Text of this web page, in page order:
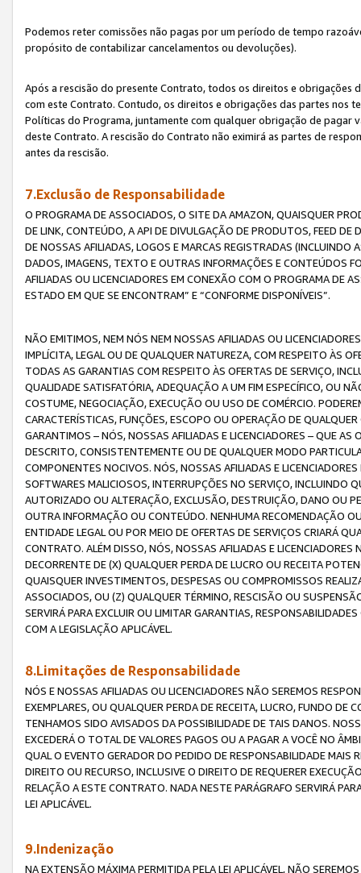
Podemos reter comissões não pagas por um período de tempo
propósito de contabilizar cancelamentos ou devoluções).
Após a rescisão do presente Contrato, todos os direitos e obrigações
com este Contrato. Contudo, os direitos e obrigações das partes nos
Políticas do Programa, juntamente com qualquer obrigação de
deste Contrato. A rescisão do Contrato não eximirá as partes de
antes da rescisão.
7.Exclusão de Responsabilidade
O PROGRAMA DE ASSOCIADOS, O SITE DA AMAZON, QUAISQUER
DE LINK, CONTEÚDO, A API DE DIVULGAÇÃO DE PRODUTOS, FEED
DE NOSSAS AFILIADAS, LOGOS E MARCAS REGISTRADAS
DADOS, IMAGENS, TEXTO E OUTRAS INFORMAÇÕES E CONTEÚDOS
AFILIADAS OU LICENCIADORES EM CONEXÃO COM O PROGRAMA DE
ESTADO EM QUE SE ENCONTRAM” E “CONFORME DISPONÍVEIS”.
NÃO EMITIMOS, NEM NÓS NEM NOSSAS AFILIADAS OU
IMPLÍCITA, LEGAL OU DE QUALQUER NATUREZA, COM RESPEITO ÀS
TODAS AS GARANTIAS COM RESPEITO ÀS OFERTAS DE SERVIÇO,
QUALIDADE SATISFATÓRIA, ADEQUAÇÃO A UM FIM ESPECÍFICO, OU
COSTUME, NEGOCIAÇÃO, EXECUÇÃO OU USO DE COMÉRCIO.
CARACTERÍSTICAS, FUNÇÕES, ESCOPO OU OPERAÇÃO DE
GARANTIMOS – NÓS, NOSSAS AFILIADAS E LICENCIADORES – QUE
DESCRITO, CONSISTENTEMENTE OU DE QUALQUER MODO
COMPONENTES NOCIVOS. NÓS, NOSSAS AFILIADAS E
SOFTWARES MALICIOSOS, INTERRUPÇÕES NO SERVIÇO, INCLUINDO
AUTORIZADO OU ALTERAÇÃO, EXCLUSÃO, DESTRUIÇÃO, DANO OU
OUTRA INFORMAÇÃO OU CONTEÚDO. NENHUMA RECOMENDAÇÃO
ENTIDADE LEGAL OU POR MEIO DE OFERTAS DE SERVIÇOS CRIARÁ
CONTRATO. ALÉM DISSO, NÓS, NOSSAS AFILIADAS E
DECORRENTE DE (X) QUALQUER PERDA DE LUCRO OU RECEITA
QUAISQUER INVESTIMENTOS, DESPESAS OU COMPROMISSOS
ASSOCIADOS, OU (Z) QUALQUER TÉRMINO, RESCISÃO OU
SERVIRÁ PARA EXCLUIR OU LIMITAR GARANTIAS,
COM A LEGISLAÇÃO APLICÁVEL.
8.Limitações de Responsabilidade
NÓS E NOSSAS AFILIADAS OU LICENCIADORES NÃO SEREMOS
EXEMPLARES, OU QUALQUER PERDA DE RECEITA, LUCRO, FUNDO
TENHAMOS SIDO AVISADOS DA POSSIBILIDADE DE TAIS DANOS.
EXCEDERÁ O TOTAL DE VALORES PAGOS OU A PAGAR A VOCÊ NO
QUAL O EVENTO GERADOR DO PEDIDO DE RESPONSABILIDADE
DIREITO OU RECURSO, INCLUSIVE O DIREITO DE REQUERER
RELAÇÃO A ESTE CONTRATO. NADA NESTE PARÁGRAFO SERVIRÁ
LEI APLICÁVEL.
9.Indenização
NA EXTENSÃO MÁXIMA PERMITIDA PELA LEI APLICÁVEL, NÃO